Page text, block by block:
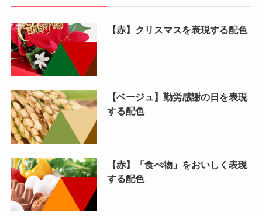
【赤】クリスマスを表現する配色
【ベージュ】勤労感謝の日を表現
する配色
【赤】「食べ物」をおいしく表現
する配色